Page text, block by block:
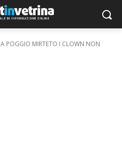
A POGGIO MIRTETO I CLOWN NON